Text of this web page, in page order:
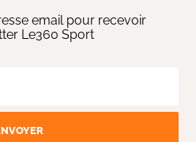
email pour recevoir
Le360 Sport